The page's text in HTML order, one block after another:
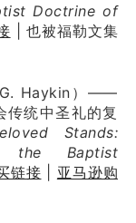
Doctrine of
| 也被福勒文集
G. Haykin）——
传统中圣礼的复
Stands:
the Baptist
链接
亚马逊购